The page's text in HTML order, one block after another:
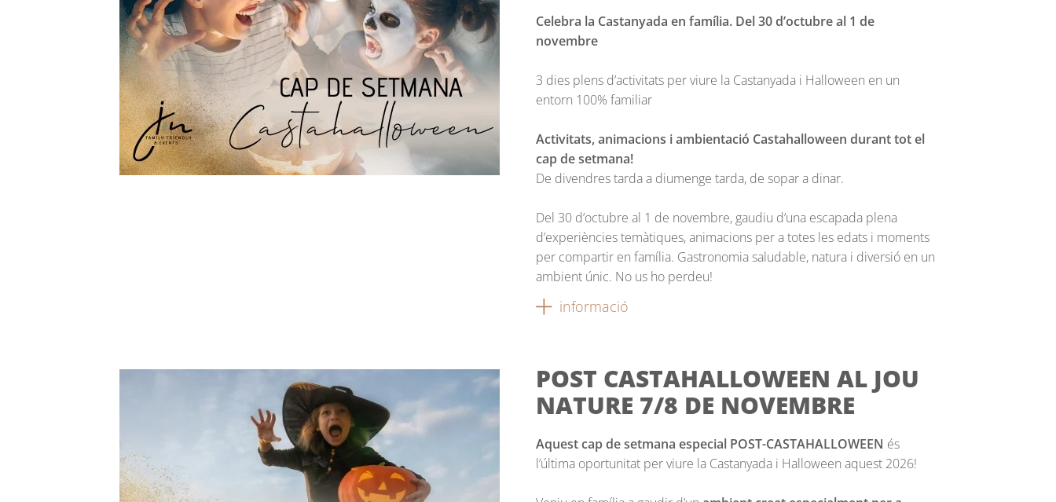
Celebra la Castanyada en família. Del 30 d’octubre al 1 de
novembre
3 dies plens d’activitats per viure la Castanyada i Halloween en un
entorn 100% familiar
Activitats, animacions i ambientació Castahalloween durant tot el
cap de setmana!
De divendres tarda a diumenge tarda, de sopar a dinar.
Del 30 d’octubre al 1 de novembre, gaudiu d’una escapada plena
d’experiències temàtiques, animacions per a totes les edats i moments
per compartir en família. Gastronomia saludable, natura i diversió en un
ambient únic. No us ho perdeu!
informació
POST CASTAHALLOWEEN AL JOU
NATURE 7/8 DE NOVEMBRE
Aquest cap de setmana especial POST-CASTAHALLOWEEN és
l’última oportunitat per viure la Castanyada i Halloween aquest 2026!